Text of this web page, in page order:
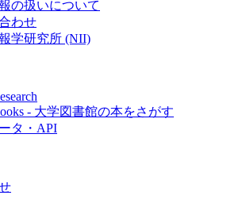
の扱いについて
わせ
学研究所 (NII)
- 大学図書館の本をさがす
タ・API